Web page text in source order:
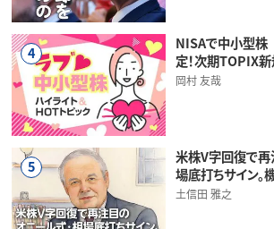
4
NISAで中小型
定！次期TOPIX
岡村 友哉
5
米株V字回復で再
場底打ちサイン
土信田 雅之